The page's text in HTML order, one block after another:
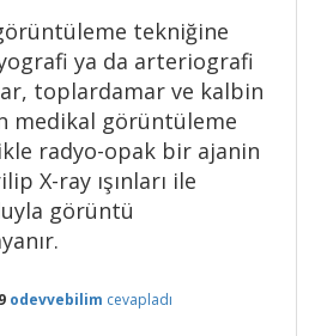
tekniğine
ya da arteriografi
toplardamar ve kalbin
medikal görüntüleme
radyo-opak bir ajanin
X-ray ışınları ile
görüntü
odevvebilim cevapladı